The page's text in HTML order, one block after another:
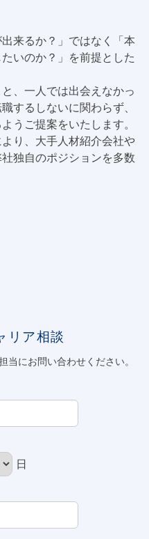
来るか？」ではなく「本
いのか？」を前提とした
、一人では出会えなかっ
するしないに関わらず、
うご提案をいたします。
り、大手人材紹介会社や
独自のポジションを多数
リア相談
当にお問い合わせください。
日